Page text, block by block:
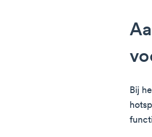
Bij